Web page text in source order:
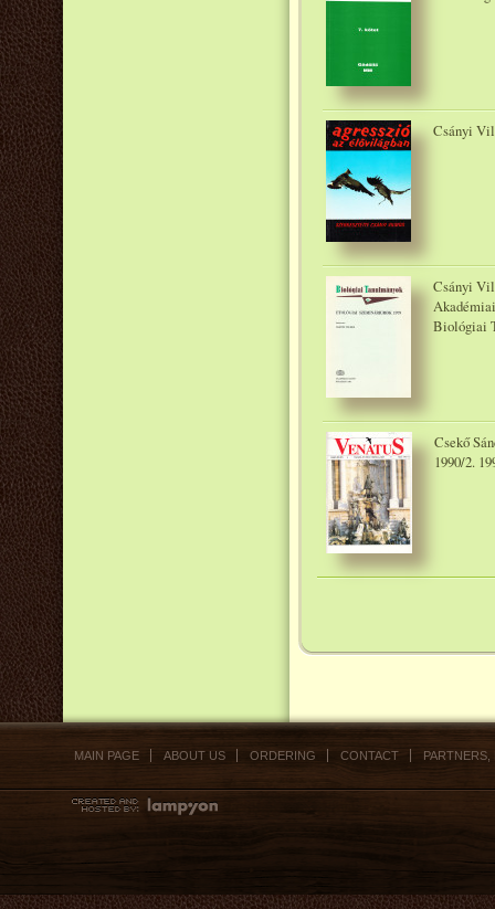
Csányi
Csányi
Biológiai
Csekő
1990/2.
MAIN PAGE ABOUT US ORDERING CONTACT PARTNERS,